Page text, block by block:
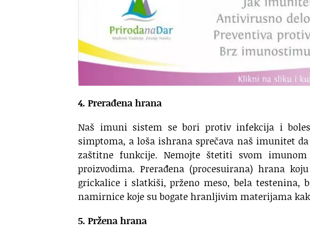
4. Prerađena hrana
Naš imuni sistem se bori protiv infekcija i
simptoma, a loša ishrana sprečava naš imunitet
zaštitne funkcije. Nemojte štetiti svom
proizvodima. Prerađena (procesuirana) hrana
grickalice i slatkiši, prženo meso, bela testenina,
namirnice koje su bogate hranljivim materijama
5. Pržena hrana